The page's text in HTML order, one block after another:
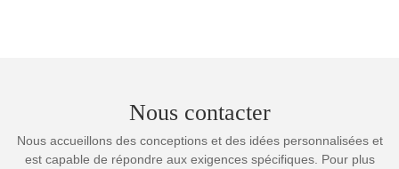
Nous contacter
Nous accueillons des conceptions et des idées personnalisées et
est capable de répondre aux exigences spécifiques. Pour plus